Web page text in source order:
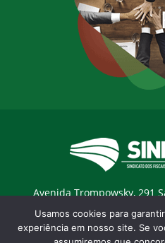
Avenida Trompowsky, 291
Trompowsky Corporate -
88015-300 |E-mail:
Usamos cookies para
experiência em nosso site. Se